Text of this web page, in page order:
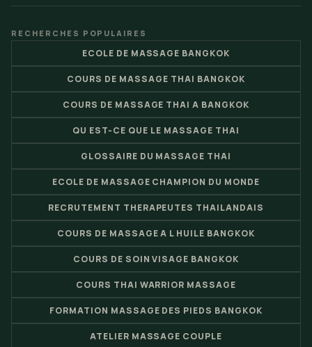
RECHERCHES POPULAIRES
ECOLE DE MASSAGE BANGKOK
COURS DE MASSAGE THAI BANGKOK
COURS DE MASSAGE THAI A BANGKOK
QU EST-CE QUE LE MASSAGE THAI
GLOSSAIRE DU MASSAGE THAI
ECOLE DE MASSAGE CHAMPION DU MONDE
RECRUTEMENT THERAPEUTES THAILANDAIS
COURS DE MASSAGE A L HUILE BANGKOK
COURS DE SOIN VISAGE BANGKOK
COURS THAI WARRIOR MASSAGE
FORMATION MASSAGE DES PIEDS BANGKOK
ATELIER MASSAGE COUPLE